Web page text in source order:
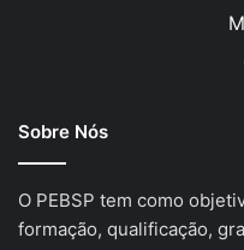
Sobre Nós
O PEBSP tem como
formação, qualificação,